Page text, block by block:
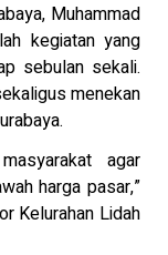
Muhammad
kegiatan yang
sebulan sekali.
menekan
agar
harga pasar,”
Kelurahan Lidah